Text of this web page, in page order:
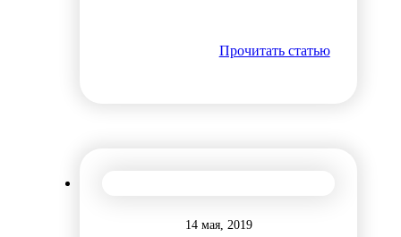
Прочитать статью
14 мая, 2019